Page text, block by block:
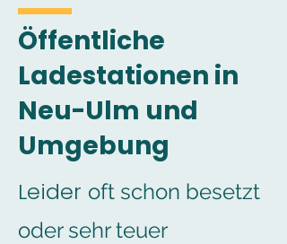
Öffentliche
Ladestationen in
Neu-Ulm und
Umgebung
Leider oft schon besetzt
oder sehr teuer